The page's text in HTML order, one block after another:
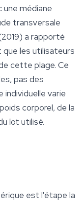
une médiane
transversale
a rapporté
les utilisateurs
cette plage. Ce
pas des
individuelle varie
corporel, de la
lot utilisé.
est l'étape la